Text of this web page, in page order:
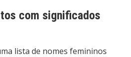
com significados
lista de nomes femininos